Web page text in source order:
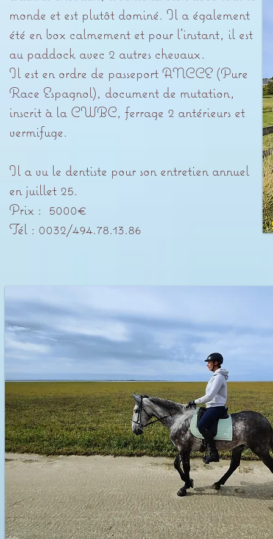
monde et est plutôt dominé. Il a également
été en box calmement et pour l’instant, il est
au paddock avec 2 autres chevaux.
Il est en ordre de passeport ANCCE (Pure
Race Espagnol), document de mutation,
inscrit à la CWBC, ferrage 2 antérieurs et
vermifuge.
Il a vu le dentiste pour son entretien annuel
en juillet 25.
Prix : 5000€
Tél : 0032/494.78.13.86